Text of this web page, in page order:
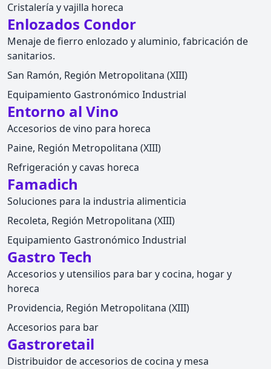
Cristalería y vajilla horeca
Enlozados Condor
Menaje de fierro enlozado y aluminio, fabricación de
sanitarios.
San Ramón, Región Metropolitana (XIII)
Equipamiento Gastronómico Industrial
Entorno al Vino
Accesorios de vino para horeca
Paine, Región Metropolitana (XIII)
Refrigeración y cavas horeca
Famadich
Soluciones para la industria alimenticia
Recoleta, Región Metropolitana (XIII)
Equipamiento Gastronómico Industrial
Gastro Tech
Accesorios y utensilios para bar y cocina, hogar y
horeca
Providencia, Región Metropolitana (XIII)
Accesorios para bar
Gastroretail
Distribuidor de accesorios de cocina y mesa